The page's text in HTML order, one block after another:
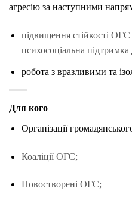
агресію за наступними
підвищення стійкості ОГС
психосоціальна
робота з вразливими та
Для кого
Організації
Коаліції ОГС;
Новостворені ОГС;